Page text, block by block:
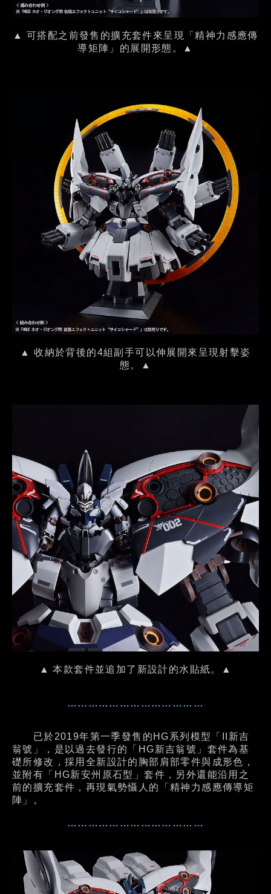
▲ 可搭配之前發售的擴充套件來呈現「精神力感應傳
導矩陣」的展開形態。▲
▲ 收納於背後的4組副手可以伸展開來呈現射擊姿
態。▲
▲ 本款套件並追加了新設計的水貼紙。▲
…………………………………
已於2019年第一季發售的HG系列模型「II新吉
翁號」，是以過去發行的「HG新吉翁號」套件為基
礎所修改，採用全新設計的胸部肩部零件與成形色，
並附有「HG新安州原石型」套件，另外還能沿用之
前的擴充套件，再現氣勢懾人的「精神力感應傳導矩
陣」。
…………………………………